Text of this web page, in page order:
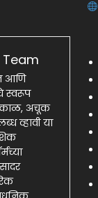
Team
आणि
स्वरूप
अचूक
व्हावी या